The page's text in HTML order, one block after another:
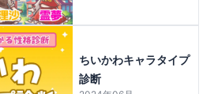
ちいかわキャラタイプ
診断